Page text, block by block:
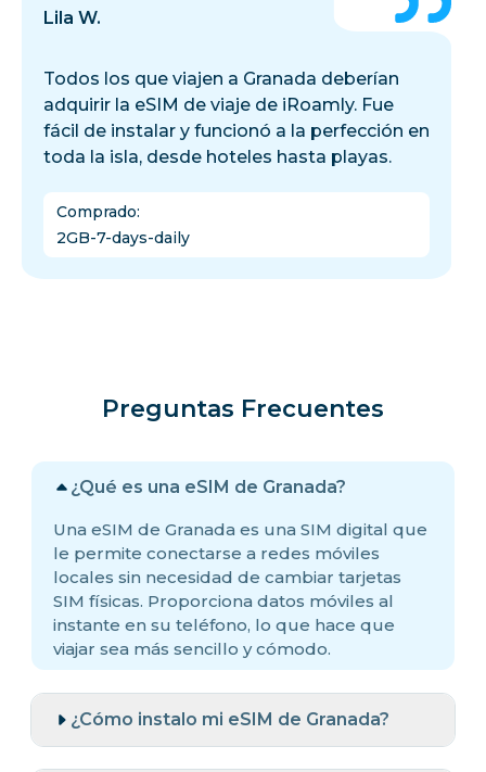
Lila W.
Todos los que viajen a Granada deberían
adquirir la eSIM de viaje de iRoamly. Fue
fácil de instalar y funcionó a la perfección en
toda la isla, desde hoteles hasta playas.
Comprado:
2GB-7-days-daily
Preguntas Frecuentes
¿Qué es una eSIM de Granada?
Una eSIM de Granada es una SIM digital que
le permite conectarse a redes móviles
locales sin necesidad de cambiar tarjetas
SIM físicas. Proporciona datos móviles al
instante en su teléfono, lo que hace que
viajar sea más sencillo y cómodo.
¿Cómo instalo mi eSIM de Granada?